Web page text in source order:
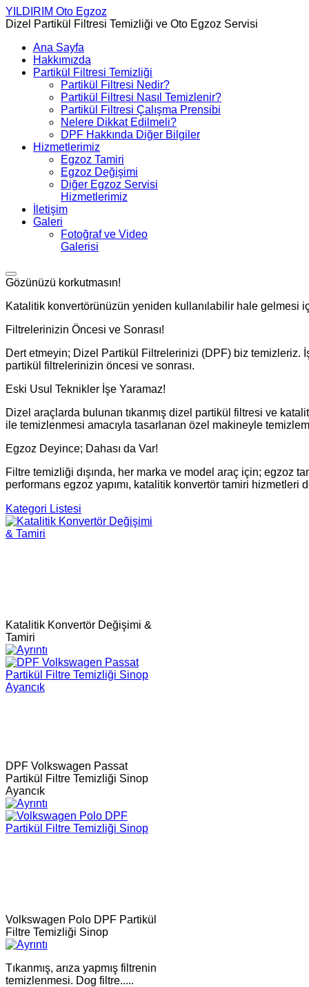
YILDIRIM Oto Egzoz
Dizel Partikül Filtresi Temizliği ve Oto Egzoz Servisi
Ana Sayfa
Hakkımızda
Partikül Filtresi Temizliği
Partikül Filtresi Nedir?
Partikül Filtresi Nasıl Temizlenir?
Partikül Filtresi Çalışma Prensibi
Nelere Dikkat Edilmeli?
DPF Hakkında Diğer Bilgiler
Hizmetlerimiz
Egzoz Tamiri
Egzoz Değişimi
Diğer Egzoz Servisi
Hizmetlerimiz
İletişim
Galeri
Fotoğraf ve Video
Galerisi
Gözünüzü korkutmasın!
Katalitik konvertörünüzün yeniden kullanılabilir hale gelmesi
Filtrelerinizin Öncesi ve Sonrası!
Dert etmeyin; Dizel Partikül Filtrelerinizi (DPF) biz temizleriz.
partikül filtrelerinizin öncesi ve sonrası.
Eski Usul Teknikler İşe Yaramaz!
Dizel araçlarda bulunan tıkanmış dizel partikül filtresi ve
ile temizlenmesi amacıyla tasarlanan özel makineyle
Egzoz Deyince; Dahası da Var!
Filtre temizliği dışında, her marka ve model araç için; egzoz
performans egzoz yapımı, katalitik konvertör tamiri hizmetleri
© FreeJoomla! 3 Modules
Kategori Listesi
Katalitik Konvertör Değişimi &
Tamiri
DPF Volkswagen Passat
Partikül Filtre Temizliği Sinop
Ayancık
Volkswagen Polo DPF Partikül
Filtre Temizliği Sinop
Tıkanmış, arıza yapmış filtrenin
temizlenmesi. Dog filtre.....